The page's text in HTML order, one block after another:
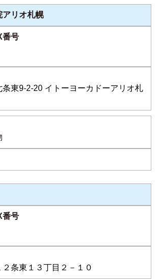
アリオ札幌
東9-2-20 イトーヨーカドーアリオ札
条東１３丁目２－１０